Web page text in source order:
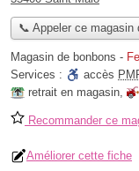
📞 Appeler ce magasin
Magasin de bonbons -
Services :
accès
retrait en magasin,
Recommander ce
Améliorer cette fiche